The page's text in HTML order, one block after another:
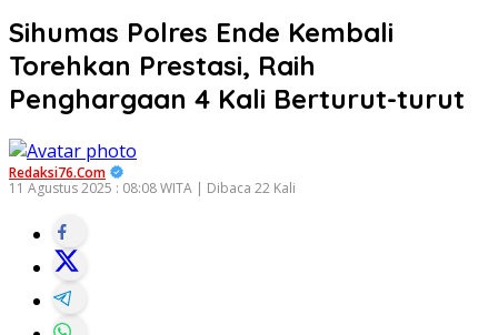
Sihumas Polres Ende Kembali
Torehkan Prestasi, Raih
Penghargaan 4 Kali Berturut-turut
Redaksi76.com
11 Agustus 2025 : 08:08 WITA | Dibaca 22 Kali